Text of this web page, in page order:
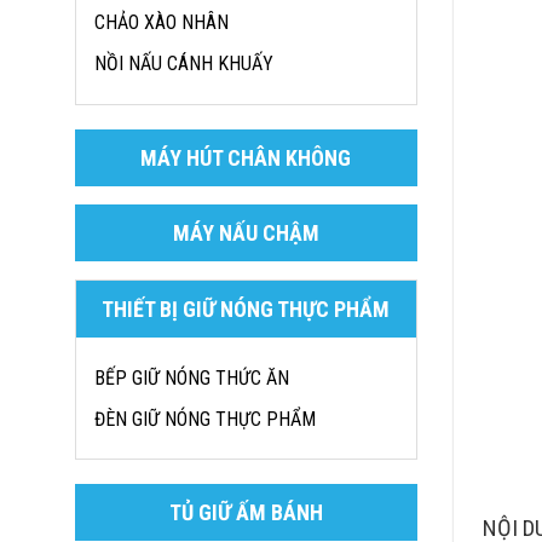
CHẢO XÀO NHÂN
NỒI NẤU CÁNH KHUẤY
MÁY HÚT CHÂN KHÔNG
MÁY NẤU CHẬM
THIẾT BỊ GIỮ NÓNG THỰC PHẨM
BẾP GIỮ NÓNG THỨC ĂN
ĐÈN GIỮ NÓNG THỰC PHẨM
TỦ GIỮ ẤM BÁNH
NỘI